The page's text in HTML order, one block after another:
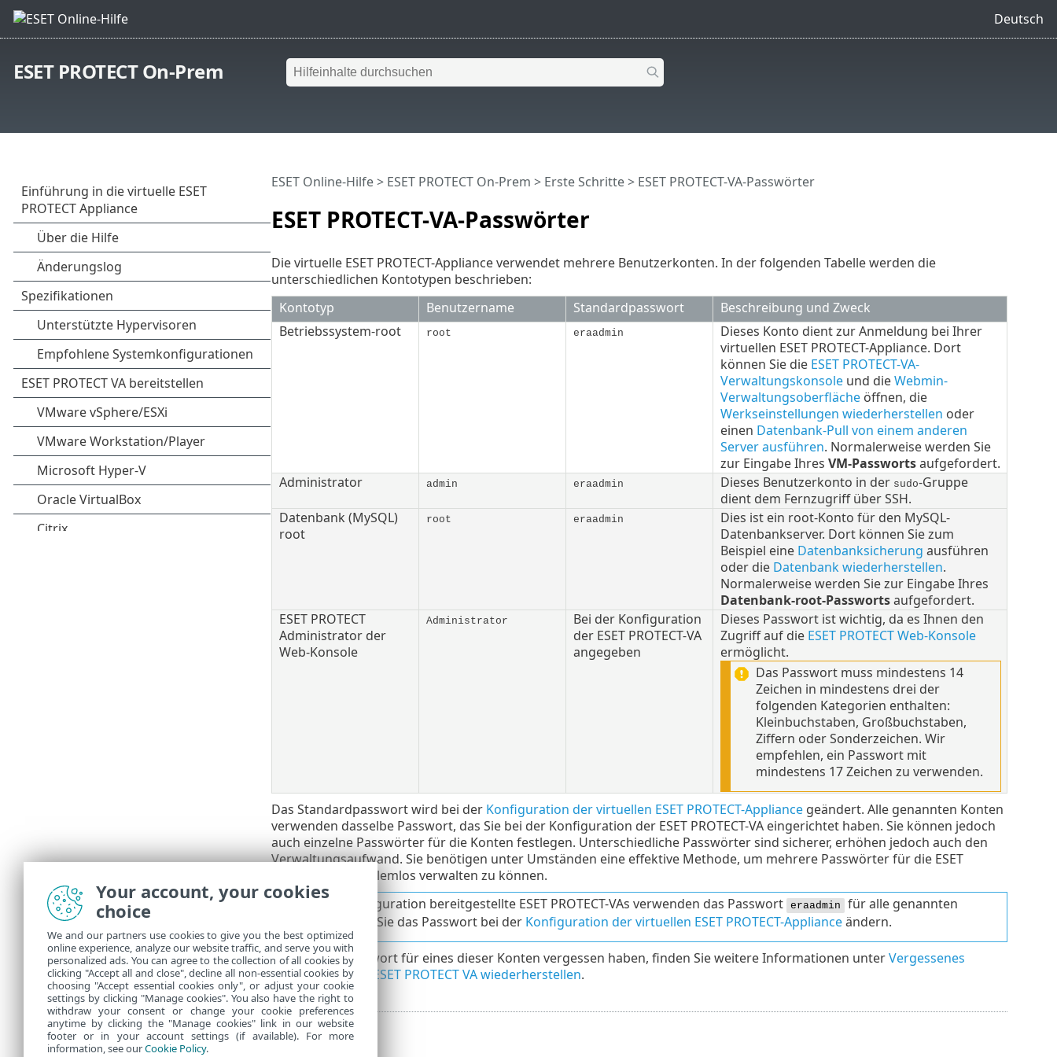
Deutsch
ESET PROTECT On-Prem
ESET PROTECT-VA-Passwörter
ESET Online-Hilfe> ESET PROTECT On-Prem > Erste Schritte> ESET PROTECT-VA-Passwörter
Die virtuelle ESET PROTECT-Appliance verwendet mehrere Benutzerkonten. In der folgenden Tabelle werden die
unterschiedlichen Kontotypen beschrieben:
Kontotyp
Benutzername Standardpasswort
Beschreibung und Zweck
Betriebssystem-root
root eraadmin
Dieses Konto dient zur Anmeldung bei Ihrer
virtuellen ESET PROTECT-Appliance. Dort
können Sie die ESET PROTECT-VA-
Verwaltungskonsoleund dieWebmin-
Verwaltungsoberflächeöffnen, die
Werkseinstellungen wiederherstellen oder
einen Datenbank-Pull von einem anderen
Server ausführen. Normalerweise werden Sie
zur Eingabe Ihres VM-Passwortsaufgefordert.
Administrator
admin eraadmin Dieses Benutzerkonto in der sudo-Gruppe
dient dem Fernzugriff über SSH.
Datenbank (MySQL)
root
root eraadmin
Dies ist ein root-Konto für den MySQL-
Datenbankserver. Dort können Sie zum
Beispiel eine Datenbanksicherung ausführen
oder die Datenbank wiederherstellen.
Normalerweise werden Sie zur Eingabe Ihres
Datenbank-root-Passwortsaufgefordert.
ESET PROTECT
Administrator der
Web-Konsole
Administrator
Bei der Konfiguration
der ESET PROTECT-VA
angegeben
Dieses Passwort ist wichtig, da es Ihnen den
Zugriff auf die ESET PROTECT Web-Konsole
ermöglicht.
Das Passwort muss mindestens 14
Zeichen in mindestens drei der
folgenden Kategorien enthalten:
Kleinbuchstaben, Großbuchstaben,
Ziffern oder Sonderzeichen. Wir
empfehlen, ein Passwort mit
mindestens 17 Zeichen zu verwenden.
Das Standardpasswort wird bei der Konfiguration der virtuellen ESET PROTECT-Appliancegeändert. Alle genannten Konten
verwenden dasselbe Passwort, das Sie bei der Konfiguration der ESET PROTECT-VA eingerichtet haben. Sie können jedoch
auch einzelne Passwörter für die Konten festlegen. Unterschiedliche Passwörter sind sicherer, erhöhen jedoch auch den
Verwaltungsaufwand. Sie benötigen unter Umständen eine effektive Methode, um mehrere Passwörter für die ESET
PROTECT-VA problemlos verwalten zu können.
Ohne Konfiguration bereitgestellte ESET PROTECT-VAs verwenden das Passwort eraadmin für alle genannten
Konten, bis Sie das Passwort bei der Konfiguration der virtuellen ESET PROTECT-Applianceändern.
Falls Sie ein Passwort für eines dieser Konten vergessen haben, finden Sie weitere Informationen unterVergessenes
Passwort für die ESET PROTECT VA wiederherstellen.
Your account, your cookies
choice
We and our partners use cookies to give you the best optimized
online experience, analyze our website traffic, and serve you with
personalized ads. You can agree to the collection of all cookies by
clicking "Accept all and close", decline all non-essential cookies by
choosing "Accept essential cookies only", or adjust your cookie
settings by clicking "Manage cookies". You also have the right to
withdraw your consent or change your cookie preferences
anytime by clicking the "Manage cookies" link in our website
footer or in your account settings (if available). For more
information, see ourCookie Policy.